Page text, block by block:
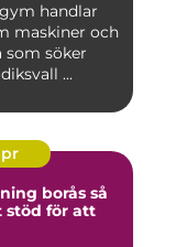
handlar
maskiner och
som söker
...
borås så
stöd för att